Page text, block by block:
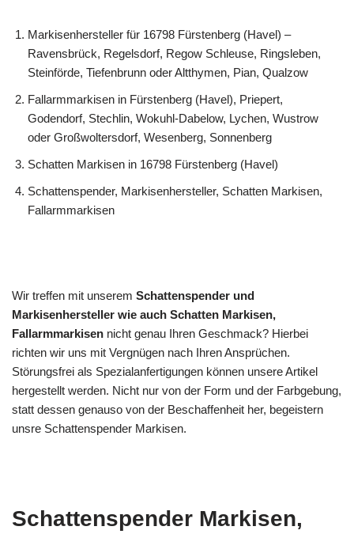
Markisenhersteller für 16798 Fürstenberg (Havel) –
Ravensbrück, Regelsdorf, Regow Schleuse, Ringsleben,
Steinförde, Tiefenbrunn oder Altthymen, Pian, Qualzow
Fallarmmarkisen in Fürstenberg (Havel), Priepert,
Godendorf, Stechlin, Wokuhl-Dabelow, Lychen, Wustrow
oder Großwoltersdorf, Wesenberg, Sonnenberg
Schatten Markisen in 16798 Fürstenberg (Havel)
Schattenspender, Markisenhersteller, Schatten Markisen,
Fallarmmarkisen
Wir treffen mit unserem Schattenspender und
Markisenhersteller wie auch Schatten Markisen,
Fallarmmarkisen nicht genau Ihren Geschmack? Hierbei
richten wir uns mit Vergnügen nach Ihren Ansprüchen.
Störungsfrei als Spezialanfertigungen können unsere Artikel
hergestellt werden. Nicht nur von der Form und der Farbgebung,
statt dessen genauso von der Beschaffenheit her, begeistern
unsre Schattenspender Markisen.
Schattenspender Markisen,